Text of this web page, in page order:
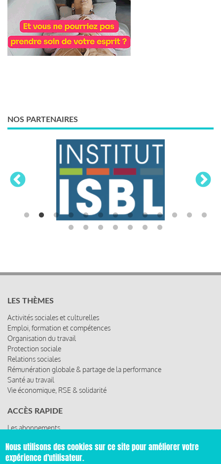
NOS PARTENAIRES
LES THÈMES
Activités sociales et culturelles
Emploi, formation et compétences
Organisation du travail
Protection sociale
Relations sociales
Rémunération globale & partage de la performance
Santé au travail
Vie économique, RSE & solidarité
ACCÈS RAPIDE
Les abonnements
Les ressources
Nous utilisons des cookies sur ce site pour améliorer votre
expérience d'utilisateur.